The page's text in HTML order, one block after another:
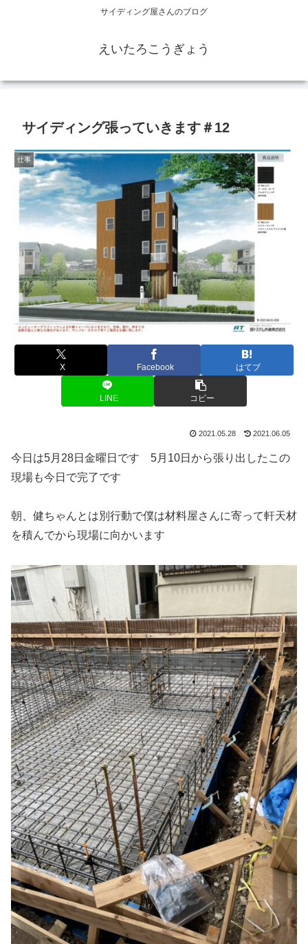
サイディング屋さんのブログ
えいたろこうぎょう
サイディング張っていきます＃12
仕事
X Facebook はてブ
LINE コピー
2021.05.28 2021.06.05
今日は5月28日金曜日です 5月10日から張り出したこの
現場も今日で完了です
朝、健ちゃんとは別行動で僕は材料屋さんに寄って軒天材
を積んでから現場に向かいます